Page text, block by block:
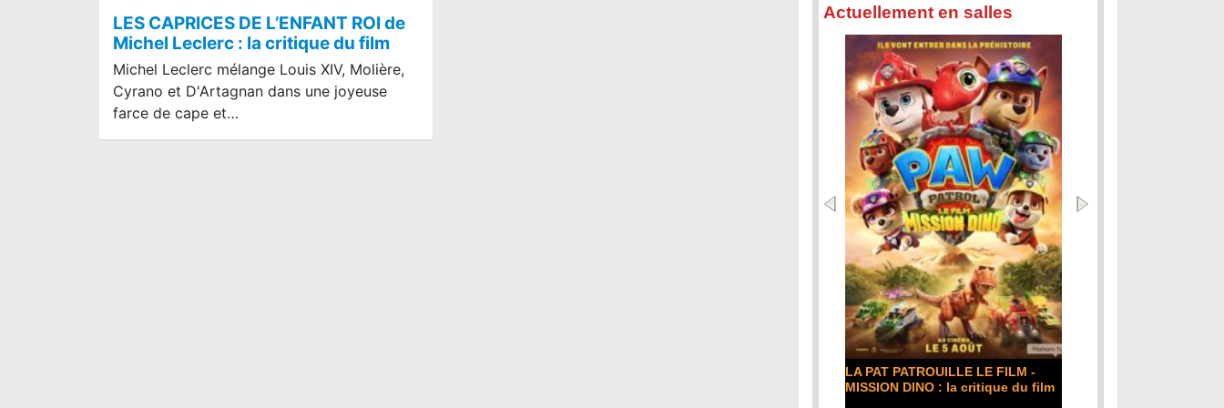
LES CAPRICES DE L’ENFANT ROI de
Michel Leclerc : la critique du film
Michel Leclerc mélange Louis XIV, Molière,
Cyrano et D'Artagnan dans une joyeuse
farce de cape et…
Actuellement en salles
LA PAT PATROUILLE LE FILM -
MISSION DINO : la critique du film